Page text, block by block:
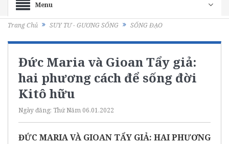
Menu
Trang Chủ SUY TƯ - GƯƠNG SỐNG SỐNG ĐẠO
Đức Maria và Gioan Tẩy giả:
hai phương cách để sống đời
Kitô hữu
Ngày đăng: Thứ Năm 06.01.2022
ĐỨC MARIA VÀ GIOAN TẨY GIẢ: HAI PHƯƠNG